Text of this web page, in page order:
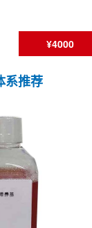
¥4000
系推荐